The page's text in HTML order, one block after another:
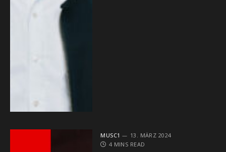
MUSC1
13. MÄRZ 2024
4 MINS READ